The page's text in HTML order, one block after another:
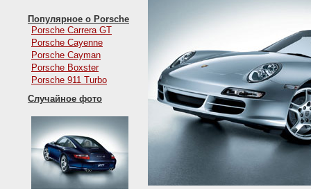
Популярное о Porsche
Porsche Carrera GT
Porsche Cayenne
Porsche Cayman
Porsche Boxster
Porsche 911 Turbo
Случайное фото